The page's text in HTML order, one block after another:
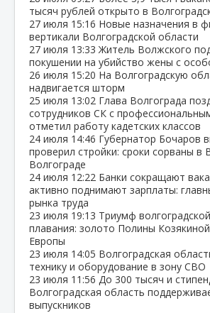
тысяч рублей открыто в
27 июля 15:16 Новые назначения в
вертикали Волгоградской области
27 июля 13:33 Житель Волжского
покушении на убийство жены с
26 июля 15:20 На Волгоградскую
надвигается шторм
25 июля 13:02 Глава Волгограда
сотрудников СК с
отметил работу кадетских классов
24 июля 14:46 Губернатор Бочаров
проверил стройки: сроки сорваны в
Волгограде
24 июля 12:22 Банки сокращают
активно поднимают зарплаты:
рынка труда
23 июля 19:13 Триумф
плавания: золото Полины
Европы
23 июля 14:05 Волгоградская
технику и оборудование в зону СВО
23 июля 11:56 До 300 тысяч и
Волгоградская область
выпускников